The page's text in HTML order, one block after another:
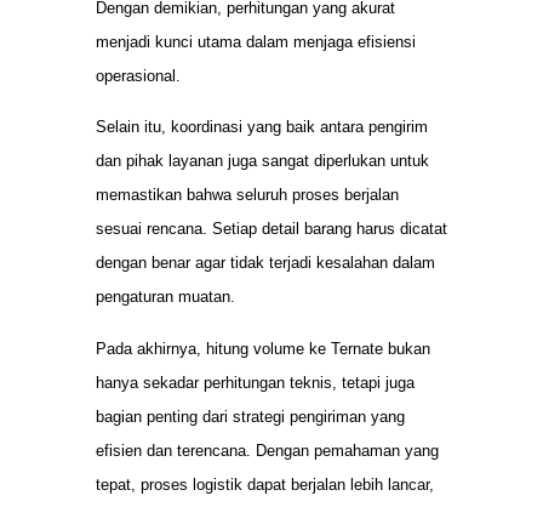
Dengan demikian, perhitungan yang akurat
menjadi kunci utama dalam menjaga efisiensi
operasional.
Selain itu, koordinasi yang baik antara pengirim
dan pihak layanan juga sangat diperlukan untuk
memastikan bahwa seluruh proses berjalan
sesuai rencana. Setiap detail barang harus dicatat
dengan benar agar tidak terjadi kesalahan dalam
pengaturan muatan.
Pada akhirnya, hitung volume ke Ternate bukan
hanya sekadar perhitungan teknis, tetapi juga
bagian penting dari strategi pengiriman yang
efisien dan terencana. Dengan pemahaman yang
tepat, proses logistik dapat berjalan lebih lancar,